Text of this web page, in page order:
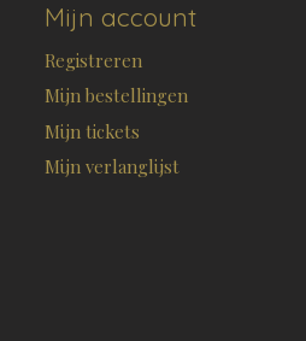
Mijn account
Registreren
Mijn bestellingen
Mijn tickets
Mijn verlanglijst